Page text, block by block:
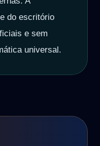
do escritório
e sem
universal.